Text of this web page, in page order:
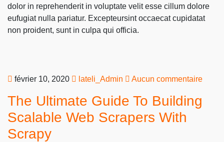
dolor in reprehenderit in voluptate velit esse cillum dolore
eufugiat nulla pariatur. Excepteursint occaecat cupidatat
non proident, sunt in culpa qui officia.
février 10, 2020 lateli_Admin Aucun commentaire
The Ultimate Guide To Building
Scalable Web Scrapers With
Scrapy